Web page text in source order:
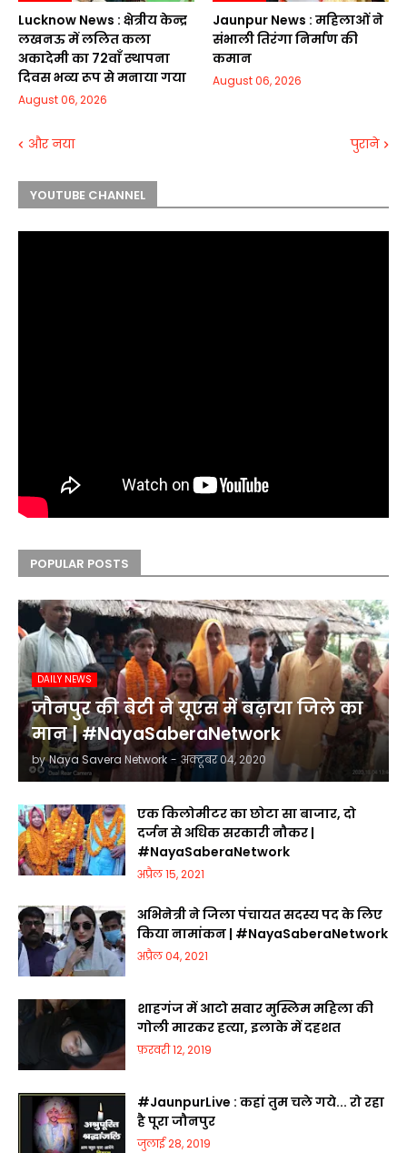
Lucknow News : क्षेत्रीय केन्द्र
लखनऊ में ललित कला
अकादेमी का 72वाॅं स्थापना
दिवस भव्य रूप से मनाया गया
August 06, 2026
Jaunpur News : महिलाओं ने
संभाली तिरंगा निर्माण की
कमान
August 06, 2026
और नया पुराने
YOUTUBE CHANNEL
POPULAR POSTS
DAILY NEWS
जौनपुर की बेटी ने यूएस में बढ़ाया जिले का
मान | #NayaSaberaNetwork
by Naya Savera Network - अक्टूबर 04, 2020
एक किलोमीटर का छोटा सा बाजार, दो
दर्जन से अधिक सरकारी नौकर |
#NayaSaberaNetwork
अप्रैल 15, 2021
अभिनेत्री ने जिला पंचायत सदस्य पद के लिए
किया नामांकन | #NayaSaberaNetwork
अप्रैल 04, 2021
शाहगंज में आटो सवार मुस्लिम महिला की
गोली मारकर हत्या, इलाके में दहशत
फ़रवरी 12, 2019
#JaunpurLive : कहां तुम चले गये... रो रहा
है पूरा जौनपुर
जुलाई 28, 2019